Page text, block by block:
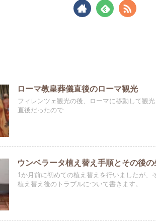
ローマ教皇葬儀直後のローマ観光
フィレンツェ観光の後、ローマに移動して観
直後だったので...
ウンベラータ植え替え手順とその後
1か月前に初めての植え替えを行いましたが、
植え替え後のトラブルについて書きます。